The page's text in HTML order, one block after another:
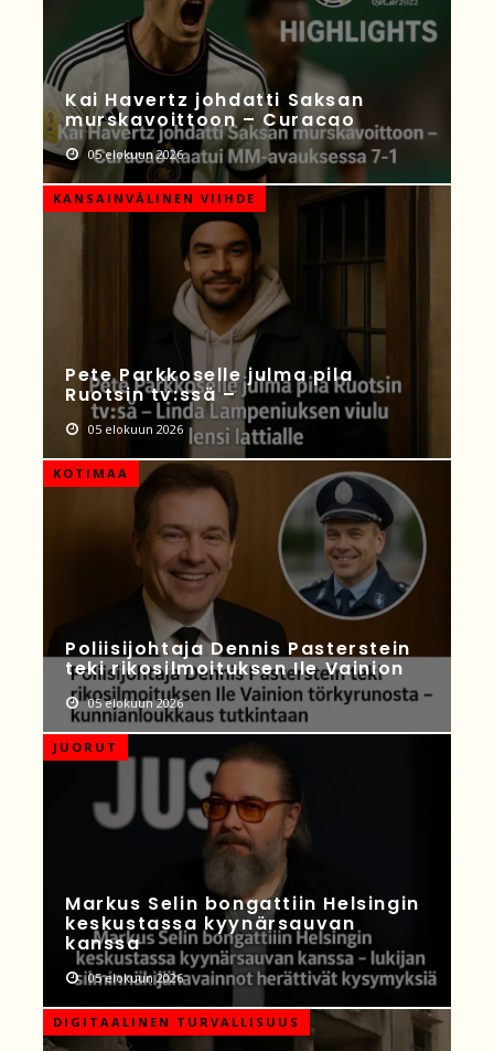
Kai Havertz johdatti Saksan
murskavoittoon – Curacao
05 elokuun 2026
KANSAINVÄLINEN VIIHDE
Pete Parkkoselle julma pila
Ruotsin tv:ssä –
05 elokuun 2026
KOTIMAA
Poliisijohtaja Dennis Pasterstein
teki rikosilmoituksen Ile Vainion
05 elokuun 2026
JUORUT
Markus Selin bongattiin Helsingin
keskustassa kyynärsauvan
kanssa
05 elokuun 2026
DIGITAALINEN TURVALLISUUS